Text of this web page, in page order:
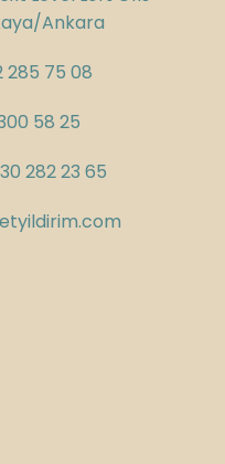
Ankara
285 75 08
58 25
282 23 65